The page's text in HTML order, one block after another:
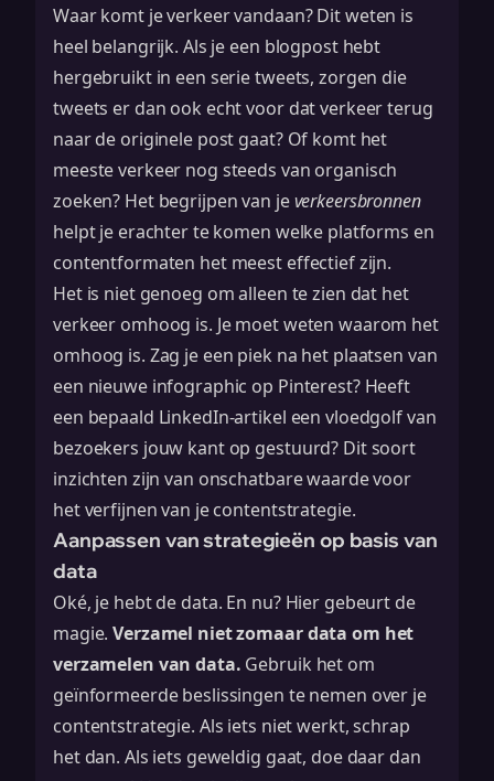
Waar komt je verkeer vandaan? Dit weten is
heel belangrijk. Als je een blogpost hebt
hergebruikt in een serie tweets, zorgen die
tweets er dan ook echt voor dat verkeer terug
naar de originele post gaat? Of komt het
meeste verkeer nog steeds van organisch
zoeken? Het begrijpen van jeverkeersbronnen
helpt je erachter te komen welke platforms en
contentformaten het meest effectief zijn.
Het is niet genoeg om alleen te zien dat het
verkeer omhoog is. Je moet weten waarom het
omhoog is. Zag je een piek na het plaatsen van
een nieuwe infographic op Pinterest? Heeft
een bepaald LinkedIn-artikel een vloedgolf van
bezoekers jouw kant op gestuurd? Dit soort
inzichten zijn van onschatbare waarde voor
het verfijnen van je contentstrategie.
Aanpassen van strategieën op basis van
data
Oké, je hebt de data. En nu? Hier gebeurt de
magie.Verzamel niet zomaar data om het
verzamelen van data. Gebruik het om
geïnformeerde beslissingen te nemen over je
contentstrategie. Als iets niet werkt, schrap
het dan. Als iets geweldig gaat, doe daar dan